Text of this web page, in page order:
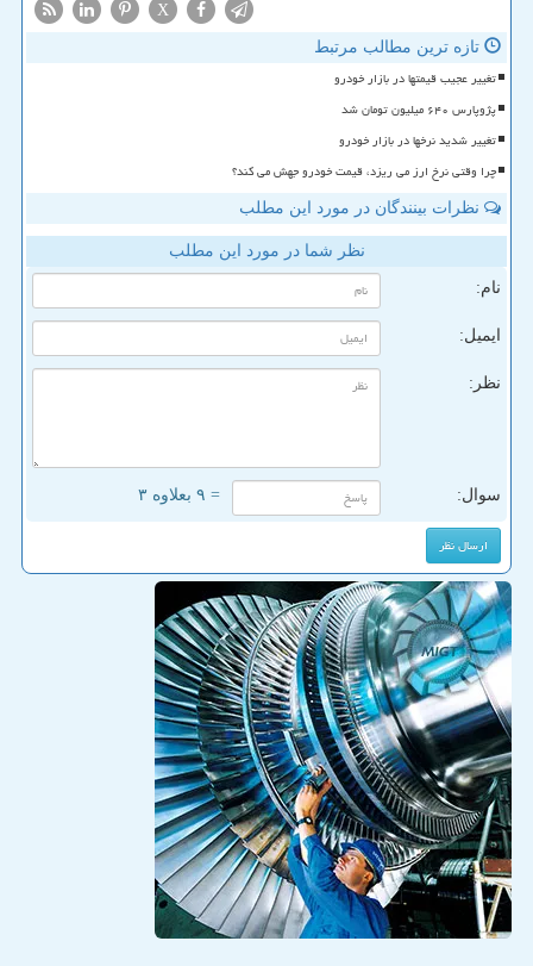
X
تازه ترین مطالب مرتبط
تغییر عجیب قیمتها در بازار خودرو
پژوپارس ۶۴۰ میلیون تومان شد
تغییر شدید نرخها در بازار خودرو
چرا وقتی نرخ ارز می ریزد، قیمت خودرو جهش می کند؟
نظرات بینندگان در مورد این مطلب
نظر شما در مورد این مطلب
نام:
ایمیل:
نظر:
سوال: = ۹ بعلاوه ۳